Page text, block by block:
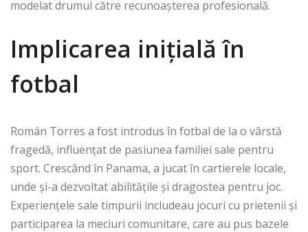
modelat drumul către recunoașterea profesională.
Implicarea inițială în
fotbal
Román Torres a fost introdus în fotbal de la o vârstă
fragedă, influențat de pasiunea familiei sale pentru
sport. Crescând în Panama, a jucat în cartierele locale,
unde și-a dezvoltat abilitățile și dragostea pentru joc.
Experiențele sale timpurii includeau jocuri cu prietenii și
participarea la meciuri comunitare, care au pus bazele